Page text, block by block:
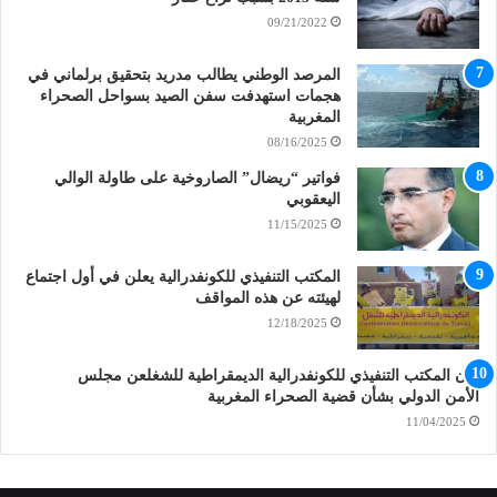
09/21/2022
المرصد الوطني يطالب مدريد بتحقيق برلماني في
هجمات استهدفت سفن الصيد بسواحل الصحراء
المغربية
08/16/2025
فواتير “ريضال” الصاروخية على طاولة الوالي
اليعقوبي
11/15/2025
المكتب التنفيذي للكونفدرالية يعلن في أول اجتماع
لهيئته عن هذه المواقف
12/18/2025
بيان المكتب التنفيذي للكونفدرالية الديمقراطية للشغلعن مجلس
الأمن الدولي بشأن قضية الصحراء المغربية
11/04/2025